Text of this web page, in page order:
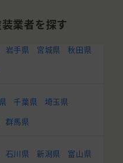
業者を探す
岩手県 宮城県
秋田県
千葉県
埼玉県
群馬県
石川県 新潟県
富山県